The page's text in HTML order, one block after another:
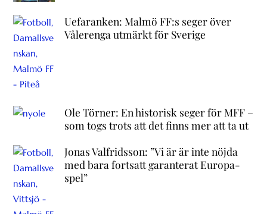
Uefaranken: Malmö FF:s seger över
Vålerenga utmärkt för Sverige
Ole Törner: En historisk seger för MFF –
som togs trots att det finns mer att ta ut
Jonas Valfridsson: ”Vi är är inte nöjda
med bara fortsatt garanterat Europa-
spel”